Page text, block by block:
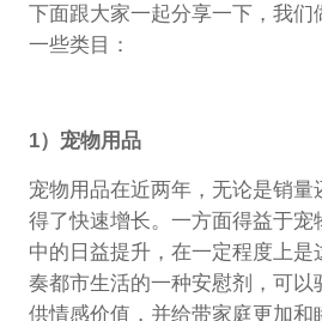
下面跟大家一起分享一下，我们
一些类目：
1）宠物用品
宠物用品在近两年，无论是销量
得了快速增长。一方面得益于宠
中的日益提升，在一定程度上是
奏都市生活的一种安慰剂，可以
供情感价值，并给带家庭更加和